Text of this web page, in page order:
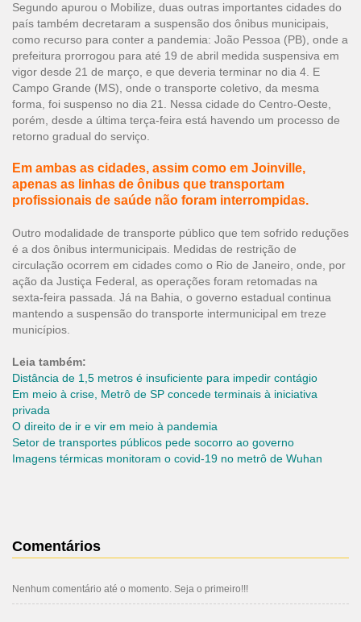
Segundo apurou o Mobilize, duas outras importantes cidades do
país também decretaram a suspensão dos ônibus municipais,
como recurso para conter a pandemia: João Pessoa (PB), onde a
prefeitura prorrogou para até 19 de abril medida suspensiva em
vigor desde 21 de março, e que deveria terminar no dia 4. E
Campo Grande (MS), onde o transporte coletivo, da mesma
forma, foi suspenso no dia 21. Nessa cidade do Centro-Oeste,
porém, desde a última terça-feira está havendo um processo de
retorno gradual do serviço.
Em ambas as cidades, assim como em Joinville,
apenas as linhas de ônibus que transportam
profissionais de saúde não foram interrompidas.
Outro modalidade de transporte público que tem sofrido reduções
é a dos ônibus intermunicipais. Medidas de restrição de
circulação ocorrem em cidades como o Rio de Janeiro, onde, por
ação da Justiça Federal, as operações foram retomadas na
sexta-feira passada. Já na Bahia, o governo estadual continua
mantendo a suspensão do transporte intermunicipal em treze
municípios.
Leia também:
Distância de 1,5 metros é insuficiente para impedir contágio
Em meio à crise, Metrô de SP concede terminais à iniciativa
privada
O direito de ir e vir em meio à pandemia
Setor de transportes públicos pede socorro ao governo
Imagens térmicas monitoram o covid-19 no metrô de Wuhan
Comentários
Nenhum comentário até o momento. Seja o primeiro!!!